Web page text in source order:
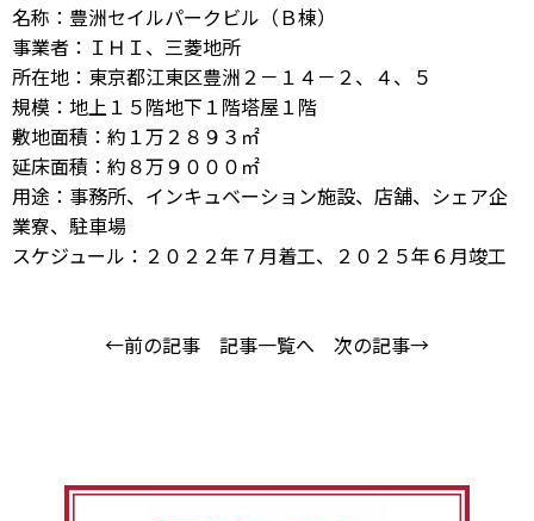
名称：豊洲セイルパークビル（Ｂ棟）
事業者：ＩＨＩ、三菱地所
所在地：東京都江東区豊洲２－１４－２、４、５
規模：地上１５階地下１階塔屋１階
敷地面積：約１万２８９３㎡
延床面積：約８万９０００㎡
用途：事務所、インキュベーション施設、店舗、シェア企
業寮、駐車場
スケジュール：２０２２年７月着工、２０２５年６月竣工
←前の記事 記事一覧へ 次の記事→